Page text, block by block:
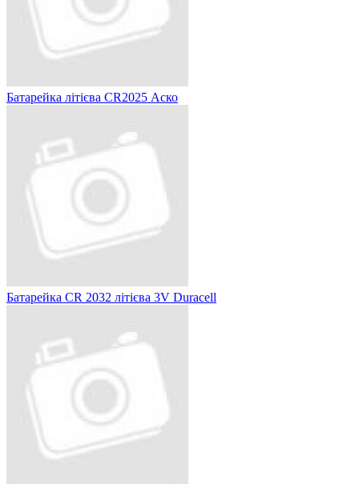
Батарейка літієва CR2025 Аско
Батарейка CR 2032 літієва 3V Duracell